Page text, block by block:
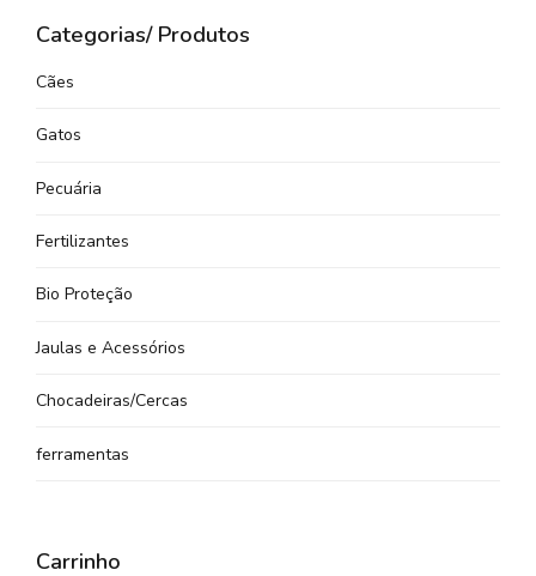
Categorias/ Produtos
Cães
Gatos
Pecuária
Fertilizantes
Bio Proteção
Jaulas e Acessórios
Chocadeiras/Cercas
ferramentas
Carrinho